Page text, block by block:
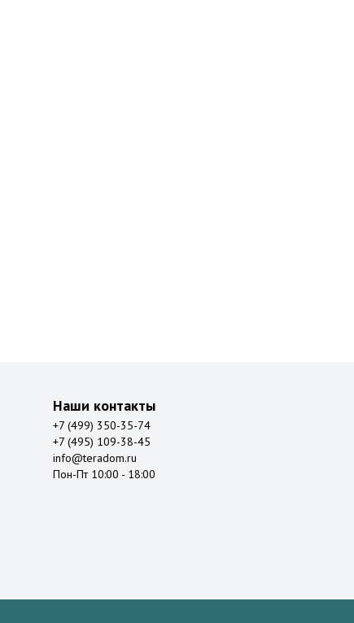
Наши контакты
+7 (499) 350-35-74
+7 (495) 109-38-45
info@teradom.ru
Пон-Пт 10:00 - 18:00